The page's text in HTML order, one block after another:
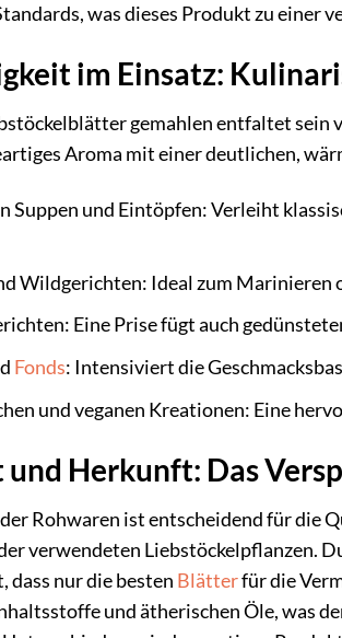
was dieses Produkt zu einer
im Einsatz:
gemahlen entfaltet sein
Aroma mit einer deutlichen,
Suppen und Eintöpfen: Verleiht
Wildgerichten: Ideal zum
Eine Prise fügt auch
Fonds: Intensiviert die
und veganen Kreationen: Eine
Herkunft: Das
Rohwaren ist entscheidend für die
verwendeten Liebstöckelpflanzen.
dass nur die besten Blätterfür die
und ätherischen Öle, was